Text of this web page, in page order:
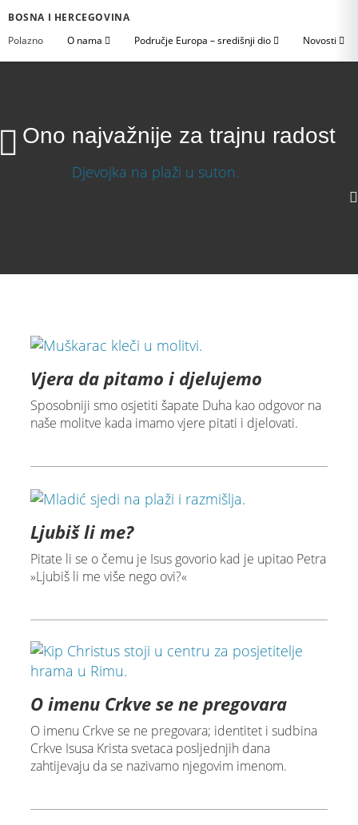
BOSNA I HERCEGOVINA
Polazno
O nama Područje Europa – središnji dio Novosti
Ono najvažnije za trajnu radost
Vjera da pitamo i djelujemo
Sposobniji smo osjetiti šapate Duha kao odgovor na
naše molitve kada imamo vjere pitati i djelovati.
Ljubiš li me?
Pitate li se o čemu je Isus govorio kad je upitao Petra
»Ljubiš li me više nego ovi?«
O imenu Crkve se ne pregovara
O imenu Crkve se ne pregovara; identitet i sudbina
Crkve Isusa Krista svetaca posljednjih dana
zahtijevaju da se nazivamo njegovim imenom.